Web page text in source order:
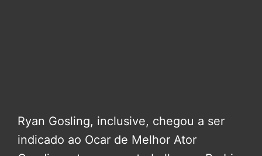
Ryan Gosling, inclusive, chegou a ser
indicado ao Ocar de Melhor Ator